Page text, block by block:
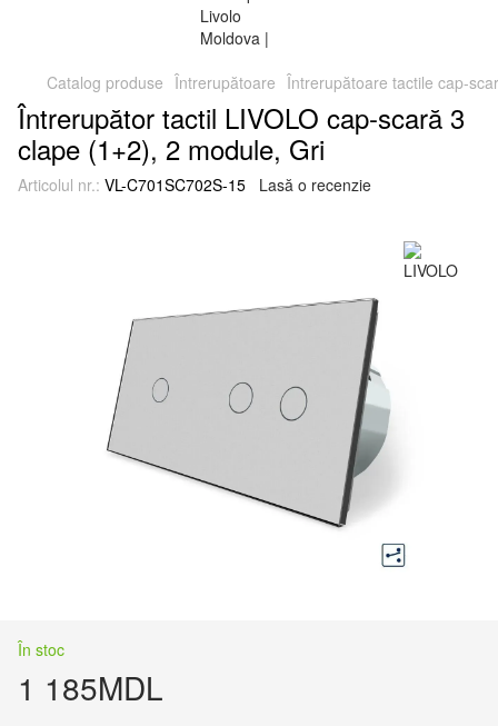
Catalog produse Întrerupătoare Întrerupătoare tactile cap-
Întrerupător tactil LIVOLO cap-scară 3
clape (1+2), 2 module, Gri
Articolul nr.: VL-C701SC702S-15 Lasă o recenzie
În stoc
1 185MDL